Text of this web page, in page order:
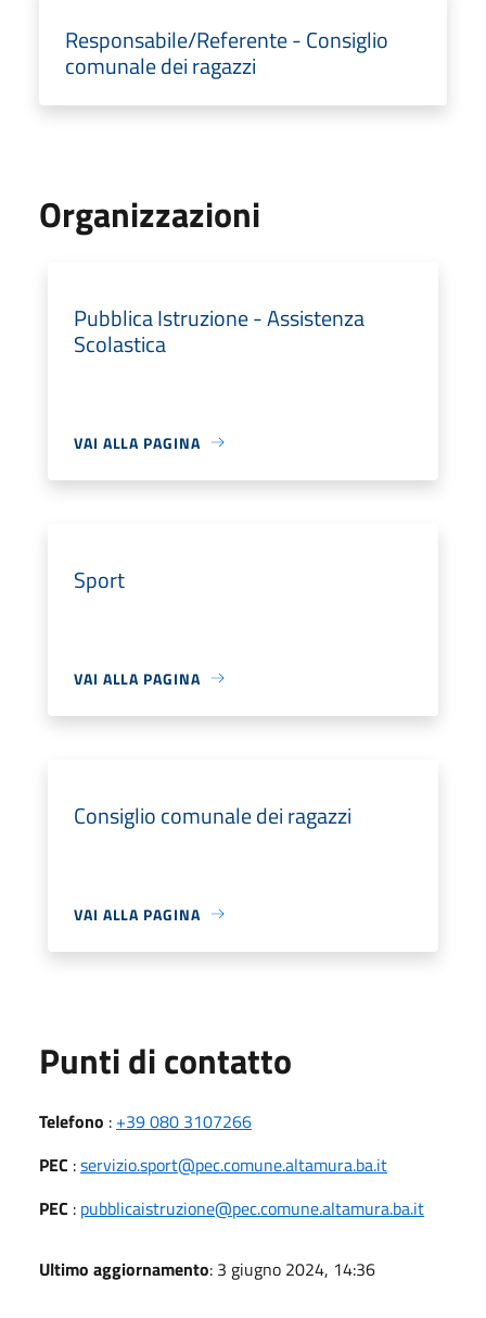
Responsabile/Referente - Consiglio
comunale dei ragazzi
Organizzazioni
Pubblica Istruzione - Assistenza
Scolastica
VAI ALLA PAGINA
Sport
VAI ALLA PAGINA
Consiglio comunale dei ragazzi
VAI ALLA PAGINA
Punti di contatto
Telefono : +39 080 3107266
PEC :servizio.sport@pec.comune.altamura.ba.it
PEC : pubblicaistruzione@pec.comune.altamura.ba.it
Ultimo aggiornamento: 3 giugno 2024, 14:36